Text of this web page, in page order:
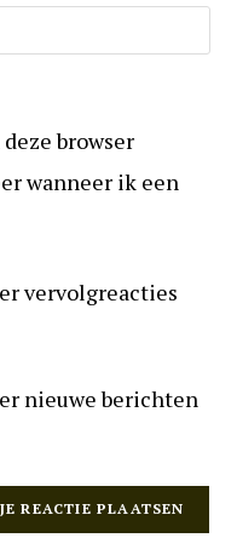
browser
wanneer ik een
vervolgreacties
nieuwe berichten